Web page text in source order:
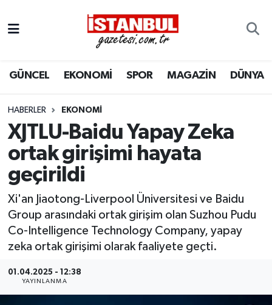
GÜNCEL EKONOMİ SPOR MAGAZİN DÜNYA
HABERLER EKONOMI
XJTLU-Baidu Yapay Zeka
ortak girişimi hayata
geçirildi
Xi'an Jiaotong-Liverpool Üniversitesi ve Baidu
Group arasındaki ortak girişim olan Suzhou Pudu
Co-Intelligence Technology Company, yapay
zeka ortak girişimi olarak faaliyete geçti.
01.04.2025 - 12:38
YAYINLANMA
EKONOMİ
İSTANBUL
DÜNYA
SPOR
MAGAZİN
KÜLTÜR SANAT
BİLİM VE TEKNOLOJİ
Nöbetçi Eczaneler
Hava Durumu
Trafik Durumu
Süper Lig Puan Durumu ve Fikstür
Tüm Manşetler
Son Dakika Haberleri
Haber Arşivi